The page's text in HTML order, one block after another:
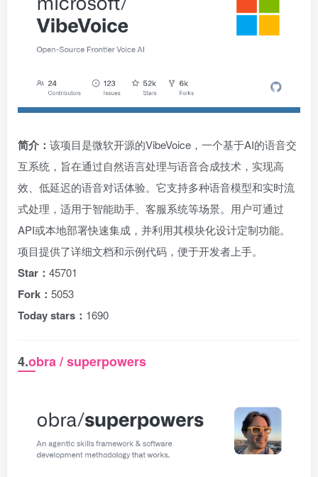
简介： 该项目是微软开源的VibeVoice，一个基于AI的语音交
互系统，旨在通过自然语言处理与语音合成技术，实现高
效、低延迟的语音对话体验。它支持多种语音模型和实时流
式处理，适用于智能助手、客服系统等场景。用户可通过
API或本地部署快速集成，并利用其模块化设计定制功能。
项目提供了详细文档和示例代码，便于开发者上手。
Star： 45701
Fork： 5053
Today stars： 1690
4.obra / superpowers